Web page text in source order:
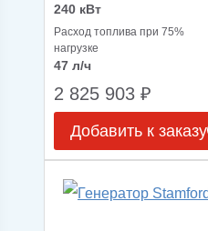
240 кВт
Расход топлива при 75%
нагрузке
47 л/ч
2 825 903 ₽
Добавить к заказу